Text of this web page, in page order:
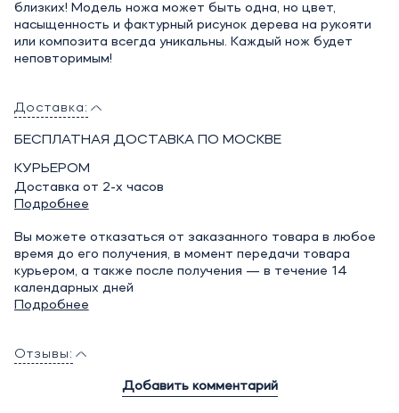
близких! Модель ножа может быть одна, но цвет,
насыщенность и фактурный рисунок дерева на рукояти
или композита всегда уникальны. Каждый нож будет
неповторимым!
Доставка:
БЕСПЛАТНАЯ ДОСТАВКА ПО МОСКВЕ
КУРЬЕРОМ
Доставка от 2-х часов
Подробнее
Вы можете отказаться от заказанного товара в любое
время до его получения, в момент передачи товара
курьером, а также после получения — в течение 14
календарных дней
Подробнее
Отзывы:
Добавить комментарий